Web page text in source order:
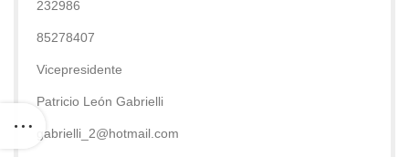
232986
85278407
Vicepresidente
Patricio León Gabrielli
gabrielli_2@hotmail.com